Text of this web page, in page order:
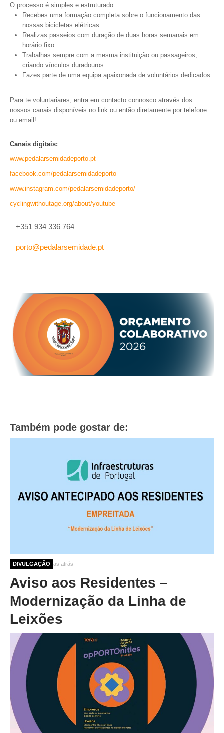
DOCUMENTOS
ATAS E DOCUMENTOS DA ASSEMBLEIA
REGULAMENTOS E TAXAS
PLANO E ORÇAMENTO
INVENTÁRIO
RECRUTAMENTO PESSOAL
CÓDIGO DE CONDUTA
FUNDO DE APOIO AO ASSOCIATIVISMO
SUBVENÇÕES PÚBLICAS
GERAIS
SECRETARIA
CANÍDEOS
EMPREGO (GIP)
O GABINETE
APOIO AOS DESEMPREGADOS
APOIO ÀS EMPRESAS
O processo é simples e estruturado:
Recebes uma formação completa sobre o funcionamento das
nossas bicicletas elétricas
Realizas passeios com duração de duas horas semanais em
horário fixo
Trabalhas sempre com a mesma instituição ou passageiros,
criando vínculos duradouros
Fazes parte de uma equipa apaixonada de voluntários dedicados
Para te voluntariares, entra em contacto connosco através dos
nossos canais disponíveis no link ou então diretamente por telefone
ou email!
Canais digitais:
www.pedalarsemidadeporto.pt
facebook.com/pedalarsemidadeporto
www.instagram.com/pedalarsemidadeporto/
cyclingwithoutage.org/about/youtube
+351 934 336 764
porto@pedalarsemidade.pt
Também pode gostar de:
DIVULGAÇÃO
2 meses 3 semanas atrás
Aviso aos Residentes –
Modernização da Linha de
Leixões